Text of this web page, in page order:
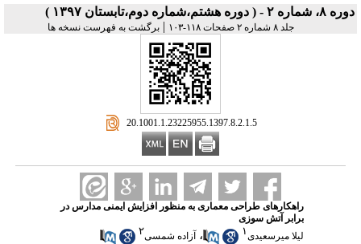
دوره ۸، شماره ۲ - ( دوره هشتم،شماره دوم،تابستان ۱۳۹۷ )
جلد ۸ شماره ۲ صفحات ۱۱۸-۱۰۳ | برگشت به فهرست نسخه ها
‎ 20.1001.1.23225955.1397.8.2.1.5
راهکارهای طراحی معماری به منظور افزایش ایمنی مدارس در
برابر آتش سوزی
لیلا میرسعیدی۱ ، آزاده شمسی۲